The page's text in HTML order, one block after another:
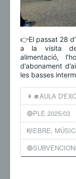
👉El passat 28
a la visita del
alimentació,
d’abonament
les basses
👩‍🎓AULA
🔵PLE 2025/03
🎼EBRE,